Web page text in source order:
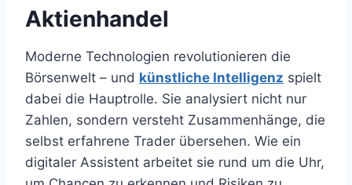
Aktienhandel
Moderne Technologien revolutionieren die
Börsenwelt – und künstliche Intelligenz spielt
dabei die Hauptrolle. Sie analysiert nicht nur
Zahlen, sondern versteht Zusammenhänge, die
selbst erfahrene Trader übersehen. Wie ein
digitaler Assistent arbeitet sie rund um die Uhr,